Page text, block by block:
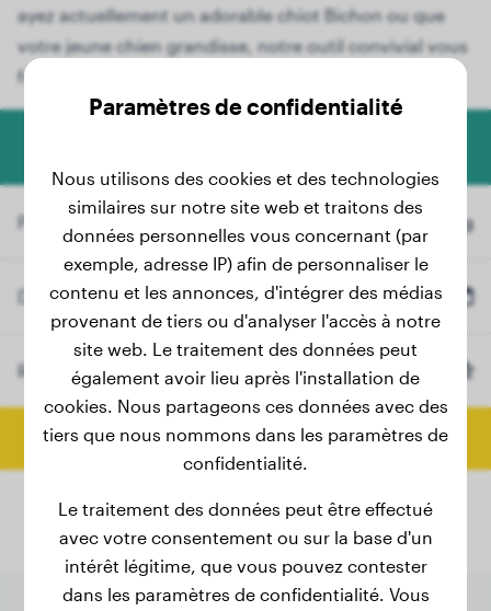
ayez actuellement un adorable chiot Bichon ou que
votre jeune chien grandisse, notre outil convivial vous
fournit des informations précieuses.
Poids actuel kg
Date de naissance
Race (Optionnel) Bichon
Calculer le poids final
Paramètres de confidentialité
Nous utilisons des cookies et des technologies
similaires sur notre site web et traitons des
données personnelles vous concernant (par
exemple, adresse IP) afin de personnaliser le
contenu et les annonces, d'intégrer des médias
provenant de tiers ou d'analyser l'accès à notre
site web. Le traitement des données peut
également avoir lieu après l'installation de
cookies. Nous partageons ces données avec des
tiers que nous nommons dans les paramètres de
confidentialité.
Le traitement des données peut être effectué
avec votre consentement ou sur la base d'un
intérêt légitime, que vous pouvez contester
dans les paramètres de confidentialité. Vous